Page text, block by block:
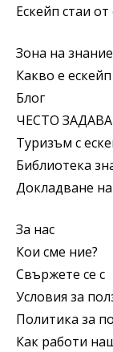
Ескейп стаи
Зона на
Какво е ескейп
Блог
ЧЕСТО
Туризъм с
Библиотека
Докладване
За нас
Кои сме ние?
Свържете се с
Условия за
Политика за
Как работи